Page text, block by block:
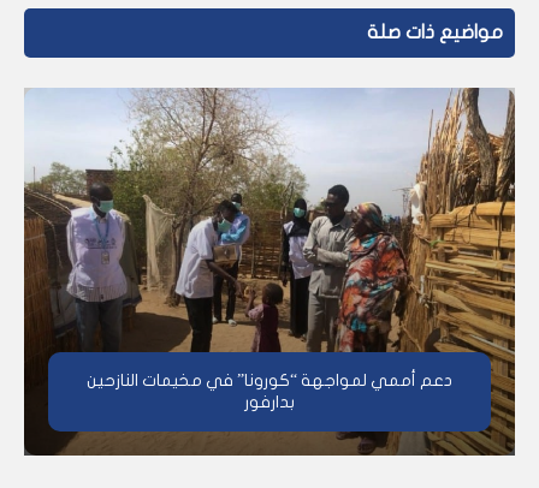
مواضيع ذات صلة
دعم أممي لمواجهة “كورونا” في مخيمات النازحين
بدارفور